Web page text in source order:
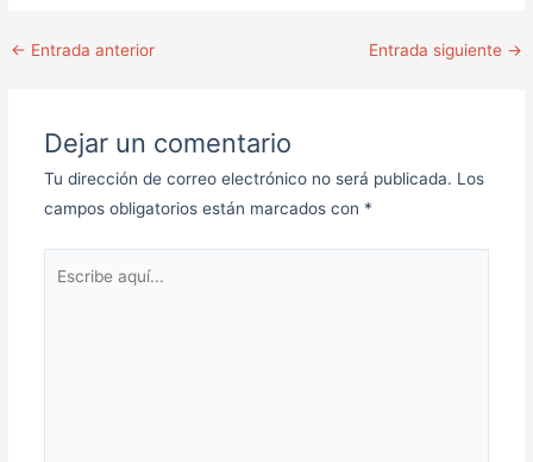
← Entrada anterior Entrada siguiente →
Dejar un comentario
Tu dirección de correo electrónico no será publicada. Los
campos obligatorios están marcados con *